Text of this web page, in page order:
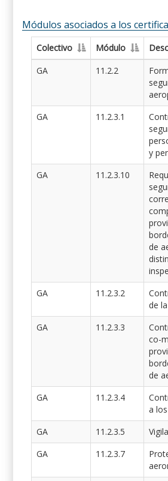
Módulos asociados a los
Colectivo Módulo
GA
11.2.2
GA
11.2.3.1
y
GA
11.2.3.10
de
GA
11.2.3.2
de
GA
11.2.3.3
co-
de
GA
11.2.3.4
a
GA
11.2.3.5
GA
11.2.3.7